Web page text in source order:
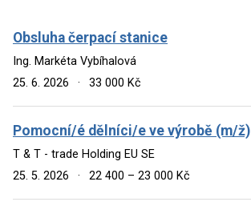
Obsluha čerpací stanice
Ing. Markéta Vybíhalová
25. 6. 2026
· 33 000 Kč
Pomocní/é dělníci/e ve výrobě (m/ž)
T & T - trade Holding EU SE
25. 5. 2026
· 22 400 – 23 000 Kč